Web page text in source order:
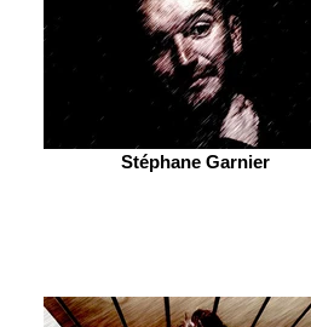
Stéphane Garnier